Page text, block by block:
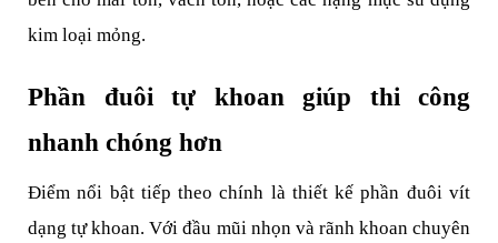
kim loại mỏng.
Phần đuôi tự khoan giúp thi công
nhanh chóng hơn
Điểm nổi bật tiếp theo chính là thiết kế phần đuôi vít
dạng tự khoan. Với đầu mũi nhọn và rãnh khoan chuyên